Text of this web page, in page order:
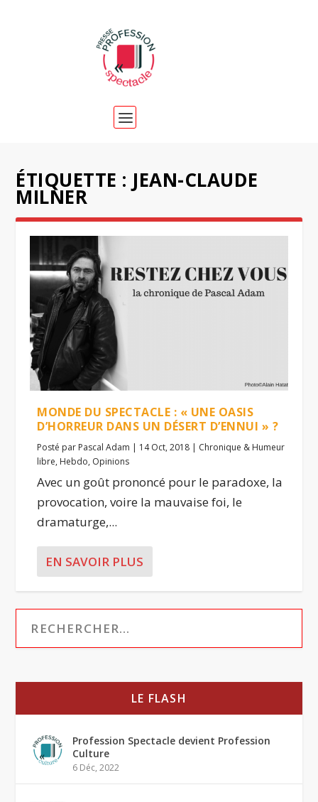
ÉTIQUETTE : JEAN-CLAUDE
MILNER
MONDE DU SPECTACLE : « UNE OASIS
D’HORREUR DANS UN DÉSERT D’ENNUI » ?
Posté par Pascal Adam | 14 Oct, 2018 | Chronique & Humeur
libre, Hebdo, Opinions
Avec un goût prononcé pour le paradoxe, la
provocation, voire la mauvaise foi, le
dramaturge,...
EN SAVOIR PLUS
LE FLASH
Profession Spectacle devient Profession
Culture
6 Déc, 2022